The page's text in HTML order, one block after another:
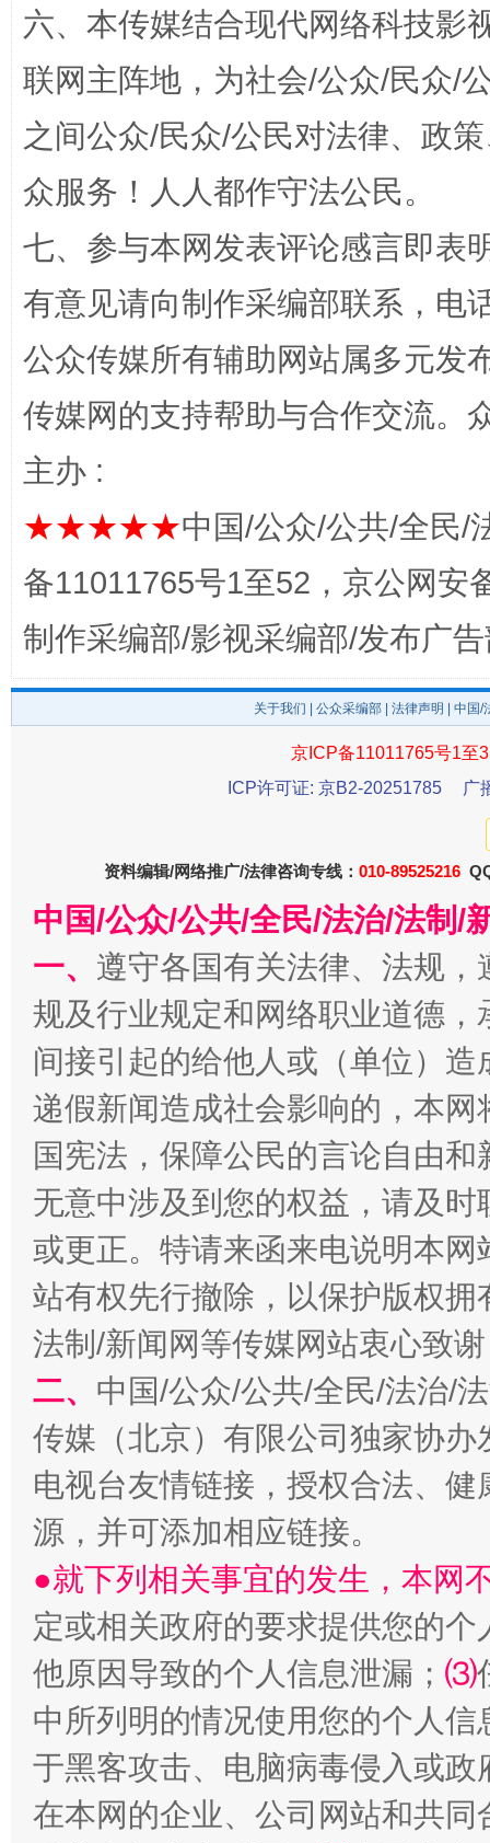
千年窑火 生生不息 一
受贿1.44亿！段成刚被判无期 从幼
全民健身五年计划来了！等你上场
阿坝州三大球赛在茂县开幕 规模
国家大学科技园优化重塑工作
六、本传媒结合现代网络科技影
联网主阵地，为社会/公众/民众/
之间公众/民众/公民对法律、政
众服务！人人都作守法公民。
七、参与本网发表评论感言即表
有意见请向制作采编部联系，电
公众传媒所有辅助网站属多元发
传媒网的支持帮助与合作交流。
主办 :
★★★★★中国/公众/公共/全民/
备11011765号1至52，京公网安
制作采编部/影视采编部/发布广
关于我们 公众采编部 法律声明 | 中国
京ICP备11011765号1至
ICP许可证: 京B2-20251785
广
资料编辑/网络推广/法律咨询专线： 010-89525216
中国/公众/公共/全民/法治/法制/
一、 遵守各国有关法律、法规
规及行业规定和网络职业道德
间接引起的给他人或（单位）
递假新闻造成社会影响的，本
国宪法，保障公民的言论自由
无意中涉及到您的权益，请及
或更正。特请来函来电说明本
站有权先行撤除，以保护版权
法制/新闻网等传媒网站衷心致
二、 中国/公众/公共/全民/法治/
传媒（北京）有限公司独家协
电视台友情链接，授权合法、
源，并可添加相应链接。
●就下列相关事宜的发生，本网
定或相关政府的要求提供您的个
他原因导致的个人信息泄漏； ⑶
中所列明的情况使用您的个人
于黑客攻击、电脑病毒侵入或
在本网的企业、公司网站和共